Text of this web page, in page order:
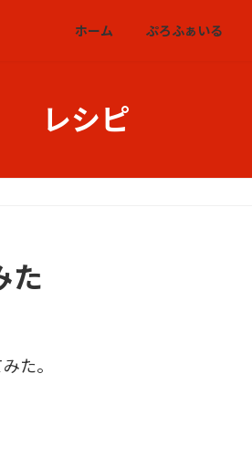
ホーム ぷろふぁいる
レシピ
た
た。